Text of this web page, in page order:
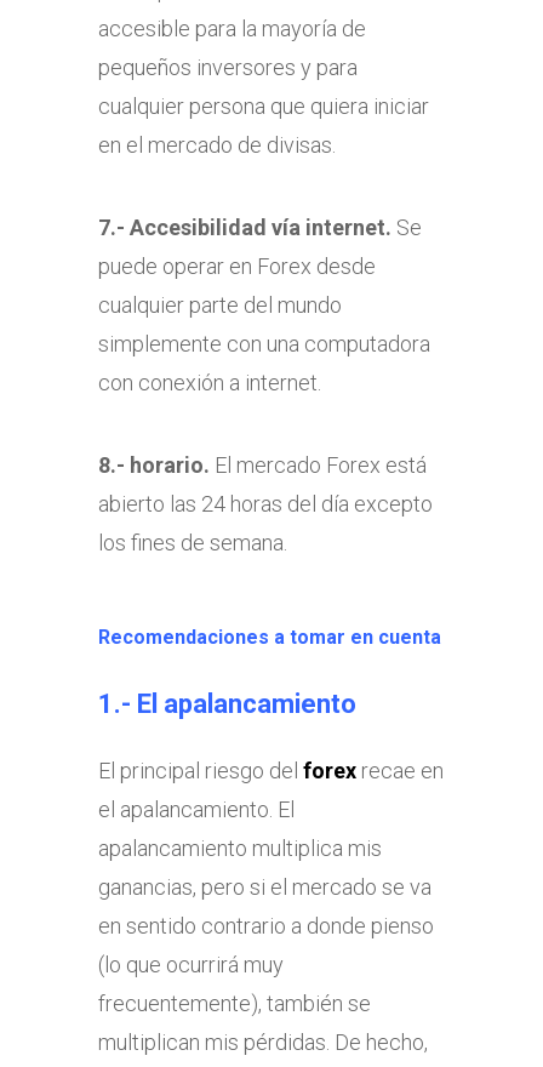
accesible para la mayoría de
pequeños inversores y para
cualquier persona que quiera iniciar
en el mercado de divisas.
7.- Accesibilidad vía internet. Se
puede operar en Forex desde
cualquier parte del mundo
simplemente con una computadora
con conexión a internet.
8.- horario. El mercado Forex está
abierto las 24 horas del día excepto
los fines de semana.
Recomendaciones a tomar en cuenta
1.- El apalancamiento
El principal riesgo del forexrecae en
el apalancamiento. El
apalancamiento multiplica mis
ganancias, pero si el mercado se va
en sentido contrario a donde pienso
(lo que ocurrirá muy
frecuentemente), también se
multiplican mis pérdidas. De hecho,